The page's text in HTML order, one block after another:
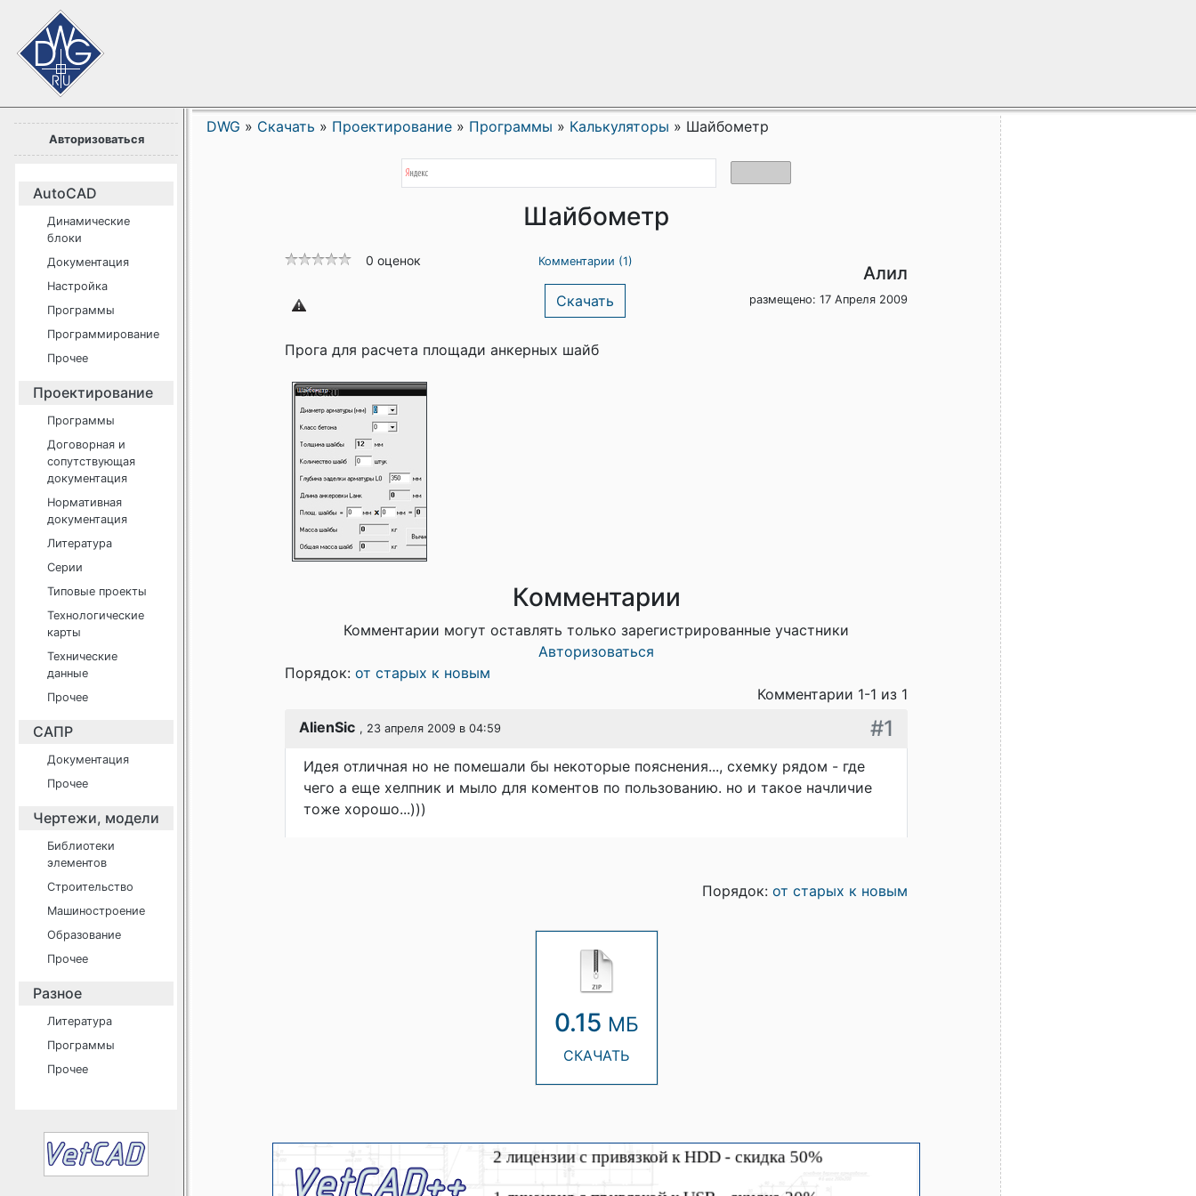
Авторизоваться
AutoCAD
Динамические
блоки
Документация
Настройка
Программы
Программирование
Прочее
Проектирование
Программы
Договорная и
сопутствующая
документация
Нормативная
документация
Литература
Серии
Типовые проекты
Технологические
карты
Технические
данные
Прочее
САПР
Документация
Прочее
Чертежи, модели
Библиотеки
элементов
Строительство
Машиностроение
Образование
Прочее
Разное
Литература
Программы
Прочее
DWG » Скачать » Проектирование » Программы » Калькуляторы » Шайбометр
Шайбометр
0 оценок Комментарии (1)
Скачать
Алил
размещено: 17 Апреля 2009
Прога для расчета площади анкерных шайб
Комментарии
Комментарии могут оставлять только зарегистрированные участники
Авторизоваться
Порядок: от старых к новым
Комментарии 1-1 из 1
AlienSic , 23 апреля 2009 в 04:59 #1
Идея отличная но не помешали бы некоторые пояснения..., схемку рядом - где
чего а еще хелпник и мыло для коментов по пользованию. но и такое начличие
тоже хорошо...)))
Порядок: от старых к новым
0.15 МБ
СКАЧАТЬ